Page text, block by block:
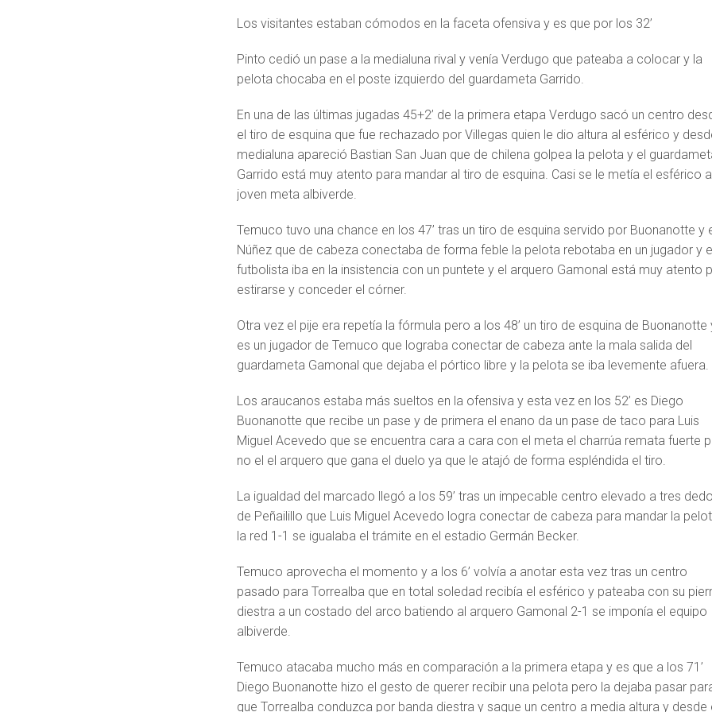
Los visitantes estaban cómodos en la faceta ofensiva y es que por los 32’
Pinto cedió un pase a la medialuna rival y venía Verdugo que pateaba a colocar y la
pelota chocaba en el poste izquierdo del guardameta Garrido.
En una de las últimas jugadas 45+2’ de la primera etapa Verdugo sacó un centro
el tiro de esquina que fue rechazado por Villegas quien le dio altura al esférico y
medialuna apareció Bastian San Juan que de chilena golpea la pelota y el
Garrido está muy atento para mandar al tiro de esquina. Casi se le metía el esférico al
joven meta albiverde.
Temuco tuvo una chance en los 47’ tras un tiro de esquina servido por Buonanotte y
Núñez que de cabeza conectaba de forma feble la pelota rebotaba en un jugador y el
futbolista iba en la insistencia con un puntete y el arquero Gamonal está muy atento
estirarse y conceder el córner.
Otra vez el pije era repetía la fórmula pero a los 48’ un tiro de esquina de Buonanotte
es un jugador de Temuco que lograba conectar de cabeza ante la mala salida del
guardameta Gamonal que dejaba el pórtico libre y la pelota se iba levemente afuera.
Los araucanos estaba más sueltos en la ofensiva y esta vez en los 52’ es Diego
Buonanotte que recibe un pase y de primera el enano da un pase de taco para Luis
Miguel Acevedo que se encuentra cara a cara con el meta el charrúa remata fuerte
no el el arquero que gana el duelo ya que le atajó de forma espléndida el tiro.
La igualdad del marcado llegó a los 59’ tras un impecable centro elevado a tres
de Peñailillo que Luis Miguel Acevedo logra conectar de cabeza para mandar la
la red 1-1 se igualaba el trámite en el estadio Germán Becker.
Temuco aprovecha el momento y a los 6’ volvía a anotar esta vez tras un centro
pasado para Torrealba que en total soledad recibía el esférico y pateaba con su
diestra a un costado del arco batiendo al arquero Gamonal 2-1 se imponía el equipo
albiverde.
Temuco atacaba mucho más en comparación a la primera etapa y es que a los 71’
Diego Buonanotte hizo el gesto de querer recibir una pelota pero la dejaba pasar
que Torrealba conduzca por banda diestra y saque un centro a media altura y desde